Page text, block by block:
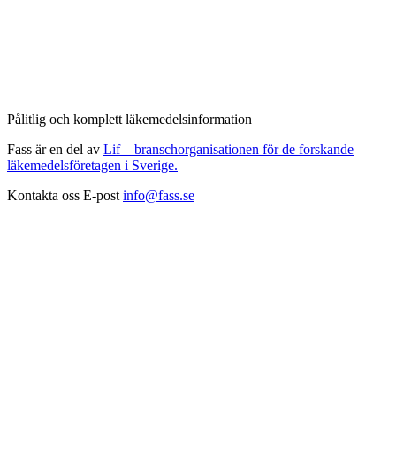
Pålitlig och komplett läkemedelsinformation
Fass är en del av Lif – branschorganisationen för de forskande
läkemedelsföretagen i Sverige.
Kontakta oss E-post info@fass.se